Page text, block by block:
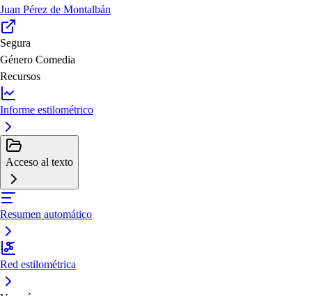
Juan Pérez de Montalbán
Segura
Género Comedia
Recursos
Informe estilométrico
Acceso al texto
Resumen automático
Red estilométrica